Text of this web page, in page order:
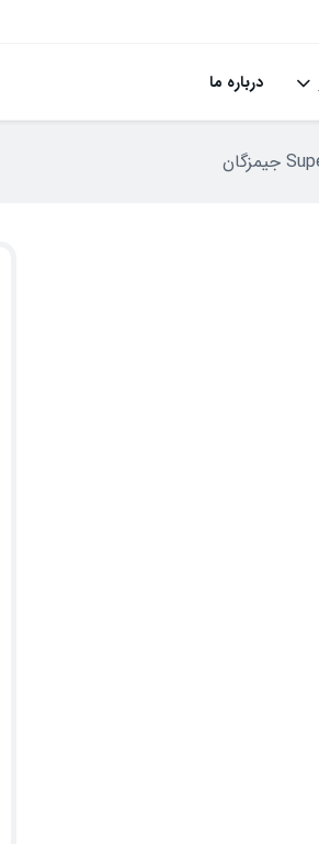
درباره ما